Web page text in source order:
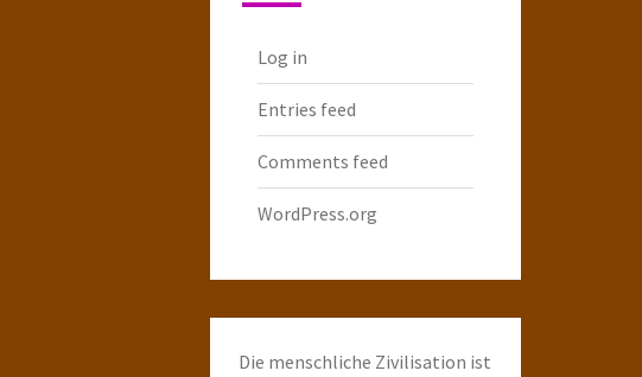
Log in
Entries feed
Comments feed
WordPress.org
Die menschliche Zivilisation ist